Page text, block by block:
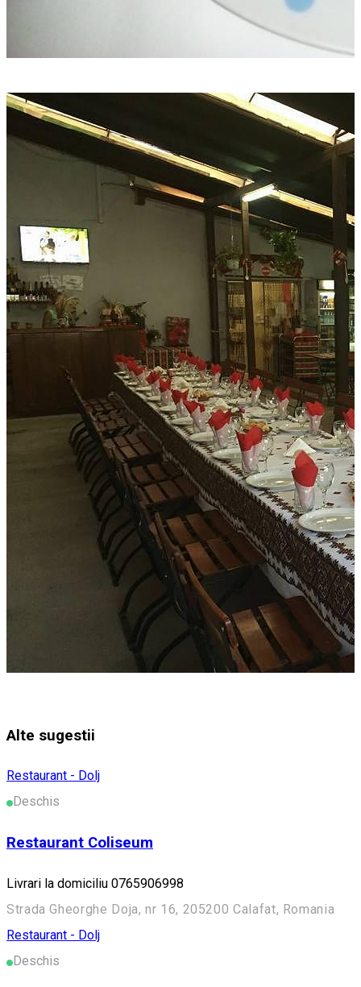
Alte sugestii
Restaurant - Dolj
Deschis
Restaurant Coliseum
Livrari la domiciliu 0765906998
Strada Gheorghe Doja, nr 16, 205200 Calafat, Romania
Restaurant - Dolj
Deschis